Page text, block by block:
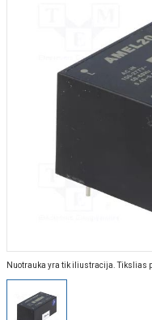
Nuotrauka yra tik iliustracija. Tikslias